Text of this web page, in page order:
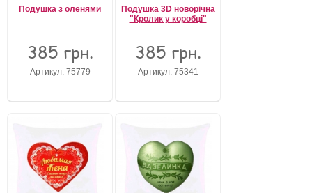
Подушка з оленями
385 грн.
Артикул: 75779
Подушка 3D новорічна
"Кролик у коробці"
385 грн.
Артикул: 75341